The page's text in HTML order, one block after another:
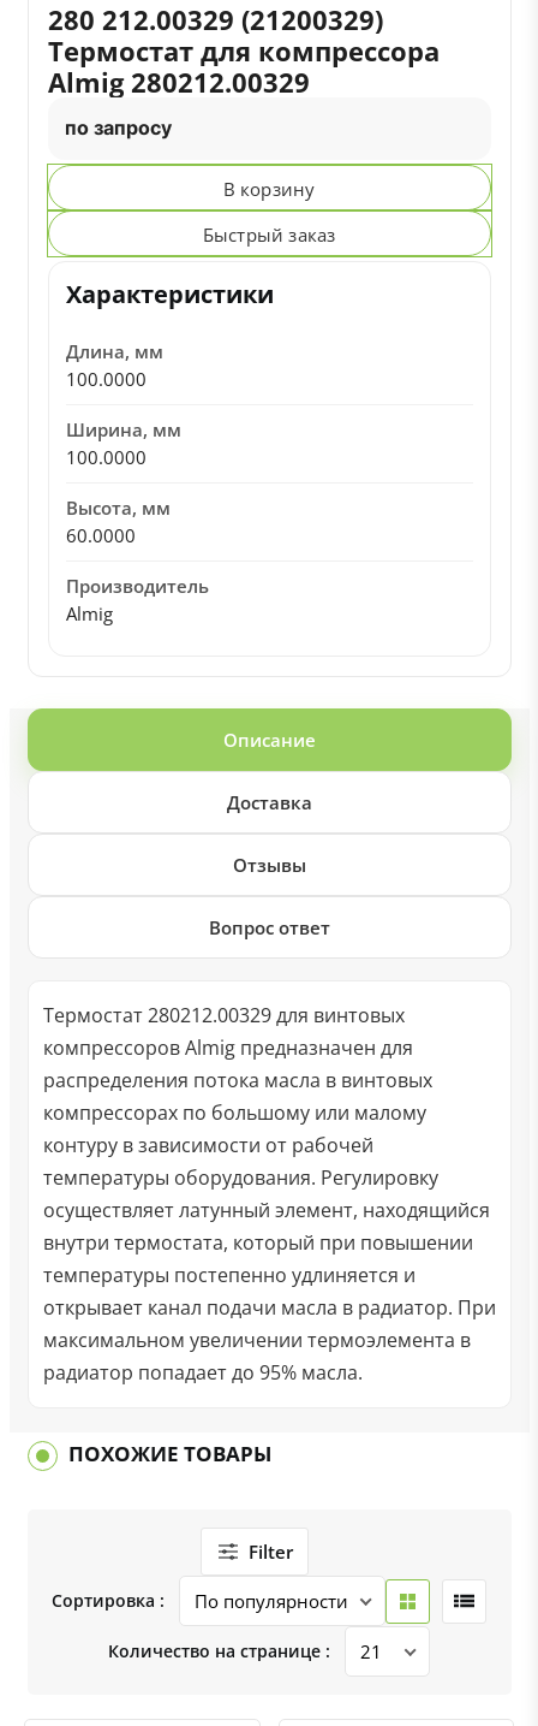
280 212.00329 (21200329)
Термостат для компрессора
Almig 280212.00329
по запросу
В корзину
Быстрый заказ
Характеристики
Длина, мм
100.0000
Ширина, мм
100.0000
Высота, мм
60.0000
Производитель
Almig
Описание
Доставка
Отзывы
Вопрос ответ
Термостат 280212.00329 для винтовых
компрессоров Almig предназначен для
распределения потока масла в винтовых
компрессорах по большому или малому
контуру в зависимости от рабочей
температуры оборудования. Регулировку
осуществляет латунный элемент, находящийся
внутри термостата, который при повышении
температуры постепенно удлиняется и
открывает канал подачи масла в радиатор. При
максимальном увеличении термоэлемента в
радиатор попадает до 95% масла.
ПОХОЖИЕ ТОВАРЫ
Filter
Сортировка :
Количество на странице :